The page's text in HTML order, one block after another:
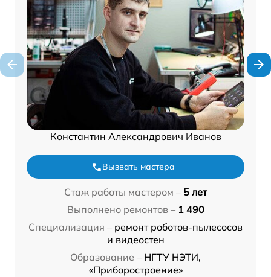
Константин Александрович Иванов
Вызвать мастера
Стаж работы мастером – 5 лет
Выполнено ремонтов – 1 490
Специализация – ремонт роботов-пылесосов
и видеостен
Образование – НГТУ НЭТИ,
«Приборостроение»